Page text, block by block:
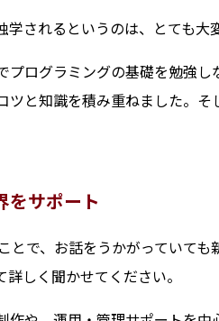
されるというのは、とても大
ログラミングの基礎を勉強
ツと知識を積み重ねました。
をサポート
で、お話をうかがっていて
しく聞かせてください。